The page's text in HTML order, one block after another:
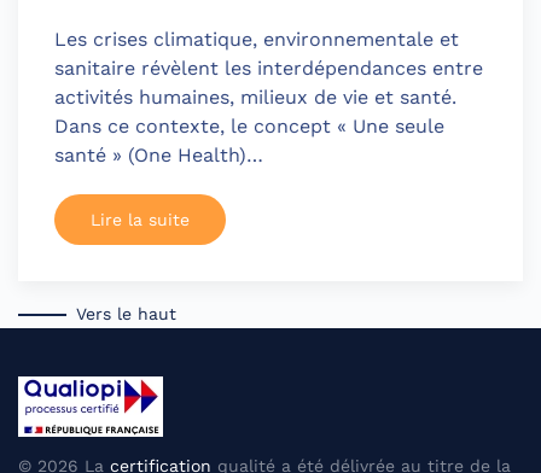
Les crises climatique, environnementale et
sanitaire révèlent les interdépendances entre
activités humaines, milieux de vie et santé.
Dans ce contexte, le concept « Une seule
santé » (One Health)…
Lire la suite
Vers le haut
© 2026 La certification qualité a été délivrée au titre de la